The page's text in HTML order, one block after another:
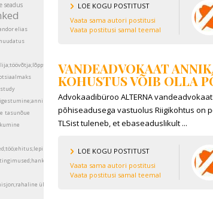
seadus
elias
study
vait;addenda
tasunõue
sõlmimine;töö maht
siilbek;addenda;blogi
ülempiir; riigikohus; addenda; annika vait
LOE KOGU POSTITUST
Vaata sama autori postitusi
Vaata postitusi samal teemal
VANDEADVOKAAT
KOHUSTUS VÕIB OLLA
Advokaadibüroo ALTERNA
põhiseadusega vastuolus Riigikohtus on
TLSist tuleneb, et ebaseaduslikult ...
LOE KOGU POSTITUST
Vaata sama autori postitusi
Vaata postitusi samal teemal